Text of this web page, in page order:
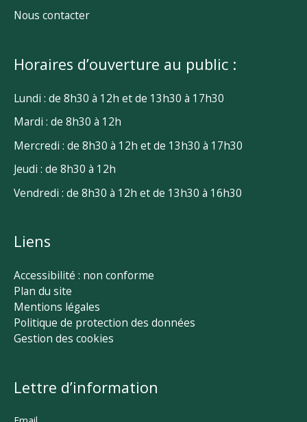
Nous contacter
Horaires d’ouverture au public :
Lundi : de 8h30 à 12h et de 13h30 à 17h30
Mardi : de 8h30 à 12h
Mercredi : de 8h30 à 12h et de 13h30 à 17h30
Jeudi : de 8h30 à 12h
Vendredi : de 8h30 à 12h et de 13h30 à 16h30
Liens
Accessibilité : non conforme
Plan du site
Mentions légales
Politique de protection des données
Gestion des cookies
Lettre d’information